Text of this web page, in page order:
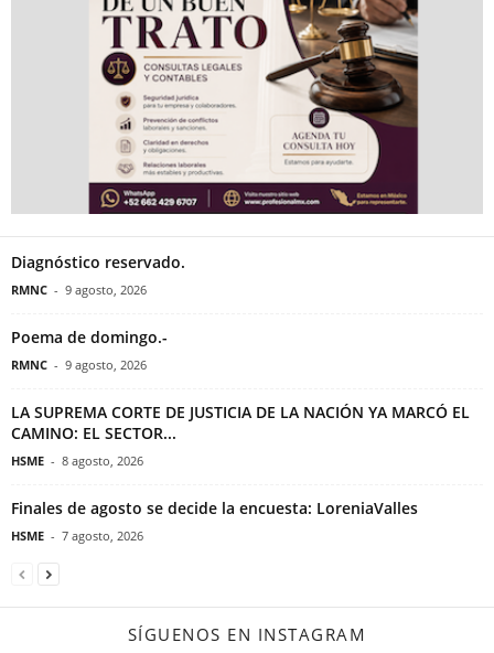
Diagnóstico reservado.
RMNC - 9 agosto, 2026
Poema de domingo.-
RMNC - 9 agosto, 2026
LA SUPREMA CORTE DE JUSTICIA DE LA NACIÓN YA MARCÓ EL
CAMINO: EL SECTOR...
HSME - 8 agosto, 2026
Finales de agosto se decide la encuesta: LoreniaValles
HSME - 7 agosto, 2026
SÍGUENOS EN INSTAGRAM